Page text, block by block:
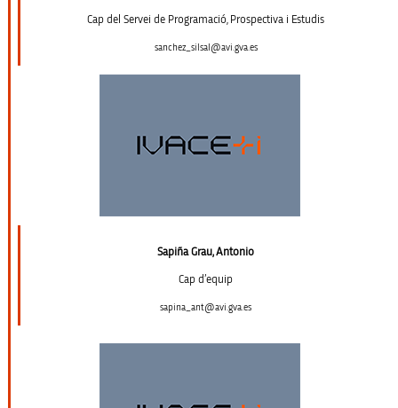
Cap del Servei de Programació, Prospectiva i Estudis
sanchez_silsal@avi.gva.es
Sapiña Grau, Antonio
Cap d’equip
sapina_ant@avi.gva.es